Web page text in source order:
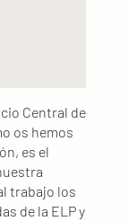
Central de
os hemos
es el
trabajo los
de la ELP y